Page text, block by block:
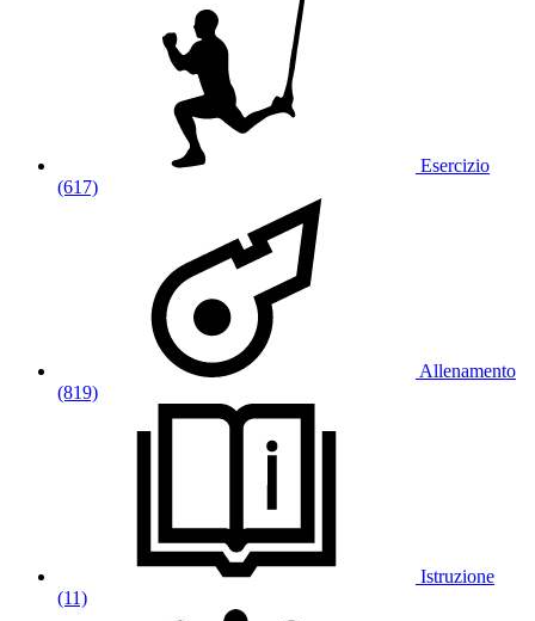
Esercizio
(617)
Allenamento
(819)
Istruzione
(11)